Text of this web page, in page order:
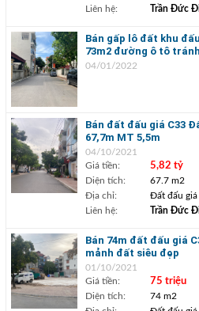
Liên hệ:
Trần Đức
Bán gấp lô đất khu
73m2 đường ô tô
04/01/2022
Bán đất đấu giá C33
67,7m MT 5,5m
04/10/2021
Giá tiền:
5,82 tỷ
Diện tích:
67.7 m2
Địa chỉ:
Đất đấu giá
Liên hệ:
Trần Đức
Bán 74m đất đấu giá
mảnh đất siêu đẹp
01/10/2021
Giá tiền:
75 triệu
Diện tích:
74 m2